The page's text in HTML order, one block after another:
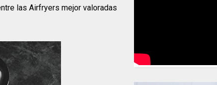
las Airfryers mejor valoradas